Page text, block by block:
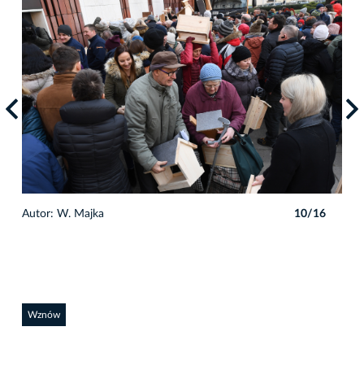
Autor: W. Majka 10/16
Wznów